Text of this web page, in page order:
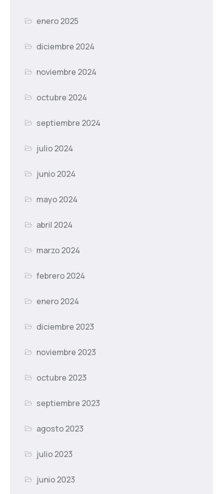
enero 2025
diciembre 2024
noviembre 2024
octubre 2024
septiembre 2024
julio 2024
junio 2024
mayo 2024
abril 2024
marzo 2024
febrero 2024
enero 2024
diciembre 2023
noviembre 2023
octubre 2023
septiembre 2023
agosto 2023
julio 2023
junio 2023